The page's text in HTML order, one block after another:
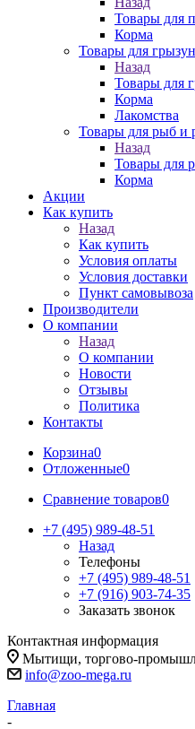
Товары для
Корма
Товары для
Назад
Товары для
Корма
Лакомства
Товары для рыб и
Назад
Товары для
Корма
Акции
Как купить
Назад
Как купить
Условия оплаты
Условия доставки
Пункт самовывоза
Производители
О компании
Назад
О компании
Новости
Отзывы
Политика
Контакты
Корзина0
Отложенные0
Сравнение товаров0
+7 (495) 989-48-51
Назад
Телефоны
+7 (495) 989-48-51
+7 (916) 903-74-35
Заказать звонок
Контактная информация
Мытищи, торгово-
info@zoo-mega.ru
Главная
-